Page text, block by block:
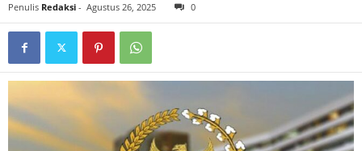
Penulis Redaksi - Agustus 26, 2025 0